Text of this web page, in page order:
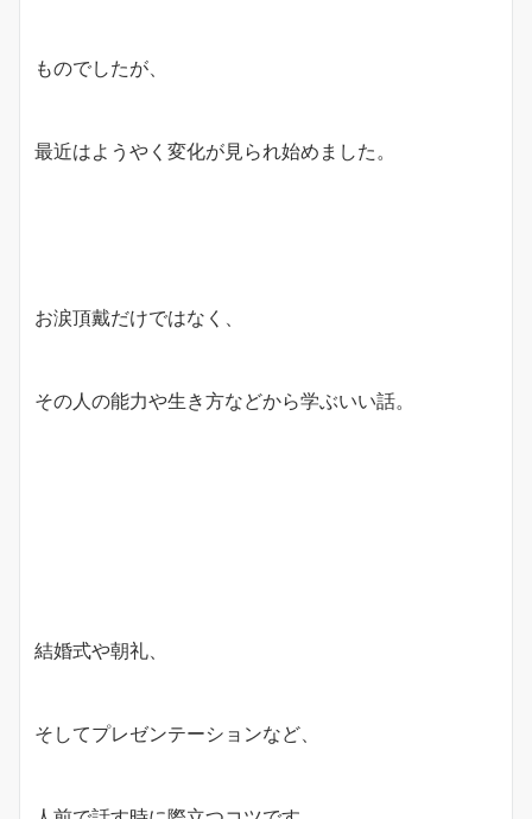
ものでしたが、
最近はようやく変化が見られ始めました。
お涙頂戴だけではなく、
その人の能力や生き方などから学ぶいい話。
結婚式や朝礼、
そしてプレゼンテーションなど、